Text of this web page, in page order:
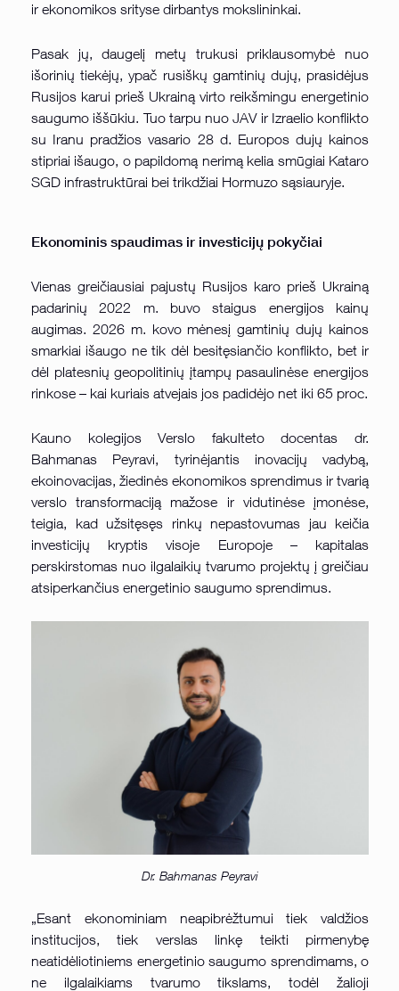
ir ekonomikos srityse dirbantys mokslininkai.
Pasak jų, daugelį metų trukusi priklausomybė nuo
išorinių tiekėjų, ypač rusiškų gamtinių dujų, prasidėjus
Rusijos karui prieš Ukrainą virto reikšmingu energetinio
saugumo iššūkiu. Tuo tarpu nuo JAV ir Izraelio konflikto
su Iranu pradžios vasario 28 d. Europos dujų kainos
stipriai išaugo, o papildomą nerimą kelia smūgiai Kataro
SGD infrastruktūrai bei trikdžiai Hormuzo sąsiauryje.
Ekonominis spaudimas ir investicijų pokyčiai
Vienas greičiausiai pajustų Rusijos karo prieš Ukrainą
padarinių 2022 m. buvo staigus energijos kainų
augimas. 2026 m. kovo mėnesį gamtinių dujų kainos
smarkiai išaugo ne tik dėl besitęsiančio konflikto, bet ir
dėl platesnių geopolitinių įtampų pasaulinėse energijos
rinkose – kai kuriais atvejais jos padidėjo net iki 65 proc.
Kauno kolegijos Verslo fakulteto docentas dr.
Bahmanas Peyravi, tyrinėjantis inovacijų vadybą,
ekoinovacijas, žiedinės ekonomikos sprendimus ir tvarią
verslo transformaciją mažose ir vidutinėse įmonėse,
teigia, kad užsitęsęs rinkų nepastovumas jau keičia
investicijų kryptis visoje Europoje – kapitalas
perskirstomas nuo ilgalaikių tvarumo projektų į greičiau
atsiperkančius energetinio saugumo sprendimus.
Dr. Bahmanas Peyravi
„Esant ekonominiam neapibrėžtumui tiek valdžios
institucijos, tiek verslas linkę teikti pirmenybę
neatidėliotiniems energetinio saugumo sprendimams, o
ne ilgalaikiams tvarumo tikslams, todėl žalioji